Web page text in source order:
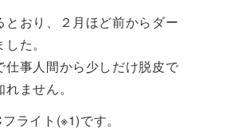
とおり、２月ほど前からダー
た。
仕事人間から少しだけ脱皮で
ません。
ライト(※1)です。